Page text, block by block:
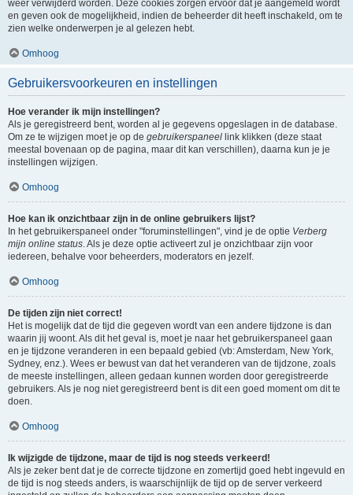
weer verwijderd worden. Deze cookies zorgen ervoor dat je aangemeld wordt
en geven ook de mogelijkheid, indien de beheerder dit heeft inschakeld, om te
zien welke onderwerpen je al gelezen hebt.
Omhoog
Gebruikersvoorkeuren en instellingen
Hoe verander ik mijn instellingen?
Als je geregistreerd bent, worden al je gegevens opgeslagen in de database.
Om ze te wijzigen moet je op de gebruikerspaneel link klikken (deze staat
meestal bovenaan op de pagina, maar dit kan verschillen), daarna kun je je
instellingen wijzigen.
Omhoog
Hoe kan ik onzichtbaar zijn in de online gebruikers lijst?
In het gebruikerspaneel onder "foruminstellingen", vind je de optie Verberg
mijn online status. Als je deze optie activeert zul je onzichtbaar zijn voor
iedereen, behalve voor beheerders, moderators en jezelf.
Omhoog
De tijden zijn niet correct!
Het is mogelijk dat de tijd die gegeven wordt van een andere tijdzone is dan
waarin jij woont. Als dit het geval is, moet je naar het gebruikerspaneel gaan
en je tijdzone veranderen in een bepaald gebied (vb: Amsterdam, New York,
Sydney, enz.). Wees er bewust van dat het veranderen van de tijdzone, zoals
de meeste instellingen, alleen gedaan kunnen worden door geregistreerde
gebruikers. Als je nog niet geregistreerd bent is dit een goed moment om dit te
doen.
Omhoog
Ik wijzigde de tijdzone, maar de tijd is nog steeds verkeerd!
Als je zeker bent dat je de correcte tijdzone en zomertijd goed hebt ingevuld en
de tijd is nog steeds anders, is waarschijnlijk de tijd op de server verkeerd